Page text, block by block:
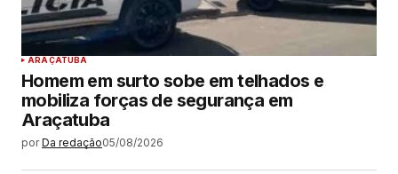
ARAÇATUBA
Homem em surto sobe em telhados e
mobiliza forças de segurança em
Araçatuba
por Da redação05/08/2026